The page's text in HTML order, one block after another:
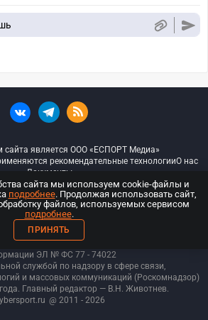
сайта является ООО «ЕСПОРТ Медиа»
рекомендательные технологииО нас
Документы
— Все права защищены
18+
о регистрации средств массовой
ЭЛ № ФС 77 - 74022
службой по надзору в сфере связи,
и массовых коммуникаций (Роскомнадзор)
Главный редактор — В.Н. Животнев.
@ 2011 - 2026
сайта мы используем cookie-файлы и
подробнее. Продолжая использовать сайт,
файлов, используемых сервисом
подробнее.
ПРИНЯТЬ